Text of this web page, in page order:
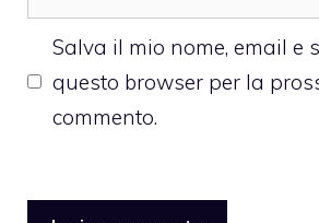
web
Salva il mio nome, email e
questo browser per la
commento.